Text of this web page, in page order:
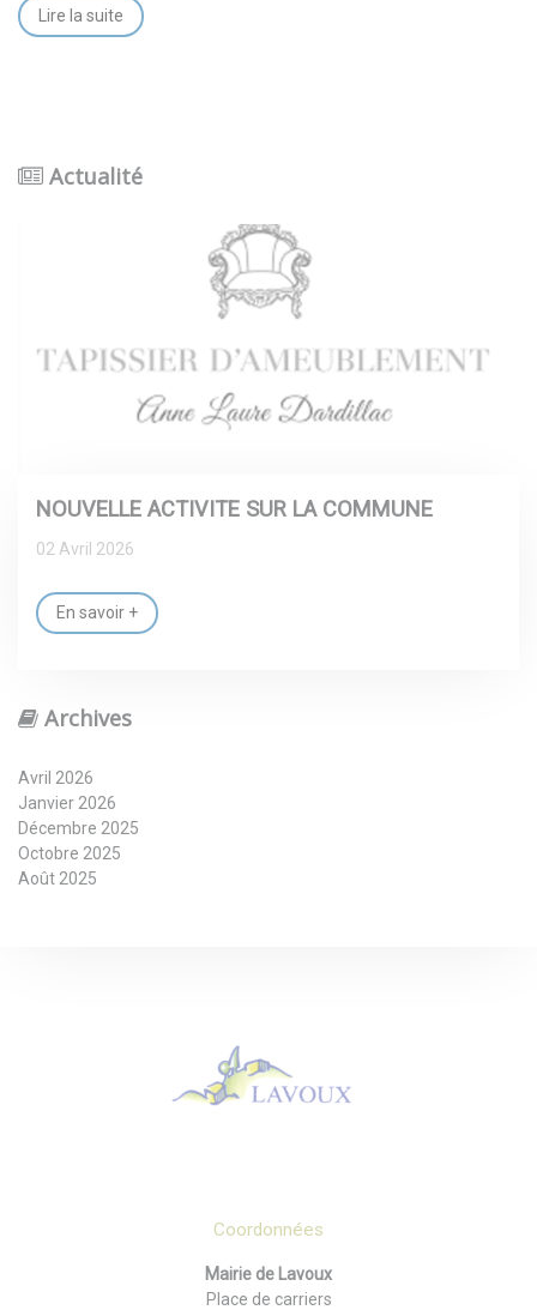
Lire la suite
Actualité
NOUVELLE ACTIVITE SUR LA COMMUNE
02 Avril 2026
En savoir +
Archives
Avril 2026
Janvier 2026
Décembre 2025
Octobre 2025
Août 2025
Coordonnées
Mairie de Lavoux
Place de carriers